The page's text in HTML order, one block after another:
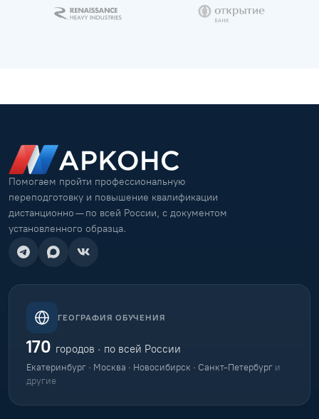
Помогаем пройти профессиональную
переподготовку и повышение квалификации
дистанционно — по всей России, с документом
установленного образца.
ГЕОГРАФИЯ ОБУЧЕНИЯ
170 городов · по всей России
Екатеринбург · Москва · Новосибирск · Санкт-Петербург и
другие